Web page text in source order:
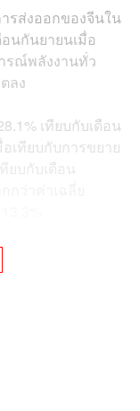
รส่งออกของจีนใน
อนกันยายนเมื่อ
รณ์พลังงานทั่ว
ลง
เทียบกับเดือน
เทียบกับการขยาย
บกับเดือน
นแรกของปี โดย
จากปีก่อน